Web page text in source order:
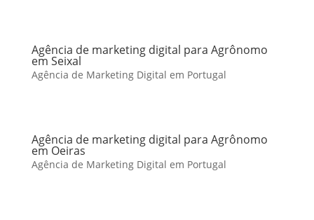
Agência de marketing digital para Agrônomo
em Seixal
Agência de Marketing Digital em Portugal
Agência de marketing digital para Agrônomo
em Oeiras
Agência de Marketing Digital em Portugal